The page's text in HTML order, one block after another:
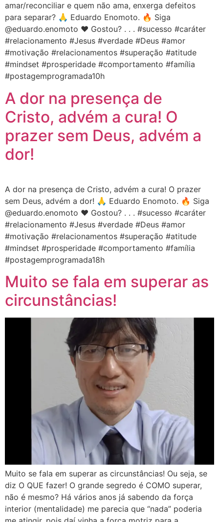
amar/reconciliar e quem não ama, enxerga defeitos
para separar? 🙏 Eduardo Enomoto. 🔥 Siga
@eduardo.enomoto ❤️ Gostou? . . . #sucesso #caráter
#relacionamento #Jesus #verdade #Deus #amor
#motivação #relacionamentos #superação #atitude
#mindset #prosperidade #comportamento #família
#postagemprogramada10h
A dor na presença de
Cristo, advém a cura! O
prazer sem Deus, advém a
dor!
A dor na presença de Cristo, advém a cura! O prazer
sem Deus, advém a dor! 🙏 Eduardo Enomoto. 🔥 Siga
@eduardo.enomoto ❤️ Gostou? . . . #sucesso #caráter
#relacionamento #Jesus #verdade #Deus #amor
#motivação #relacionamentos #superação #atitude
#mindset #prosperidade #comportamento #família
#postagemprogramada18h
Muito se fala em superar as
circunstâncias!
Muito se fala em superar as circunstâncias! Ou seja, se
diz O QUE fazer! O grande segredo é COMO superar,
não é mesmo? Há vários anos já sabendo da força
interior (mentalidade) me parecia que “nada” poderia